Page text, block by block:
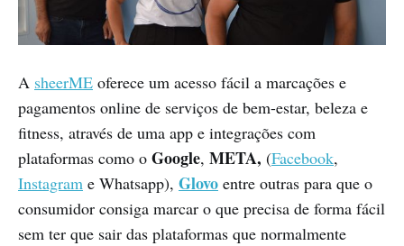
A sheerME oferece um acesso fácil a marcações e
pagamentos online de serviços de bem-estar, beleza e
fitness, através de uma app e integrações com
plataformas como o Google, META, (Facebook,
Instagram e Whatsapp), Glovo entre outras para que o
consumidor consiga marcar o que precisa de forma fácil
sem ter que sair das plataformas que normalmente